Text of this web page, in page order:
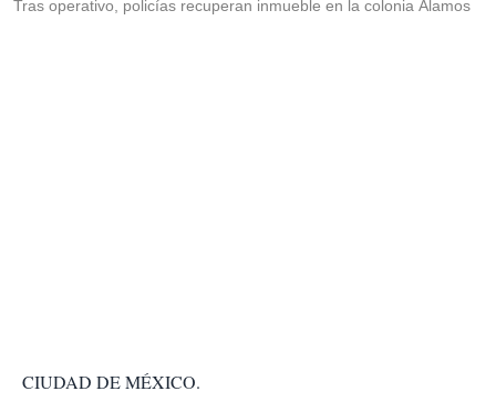
Tras operativo, policías recuperan inmueble en la colonia Álamos
CIUDAD DE MÉXICO.